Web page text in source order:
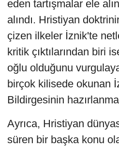
eden tartışmalar ele
alındı. Hristiyan
çizen ilkeler İznik'te
kritik çıktılarından biri
oğlu olduğunu
birçok kilisede okunan
Bildirgesinin
Ayrıca, Hristiyan
süren bir başka konu